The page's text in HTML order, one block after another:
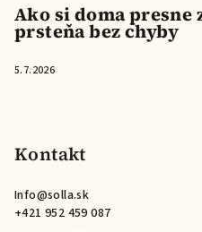
Ako si doma
prsteňa bez chyby
5.7.2026
Kontakt
Info@solla.sk
+421 952 459 087